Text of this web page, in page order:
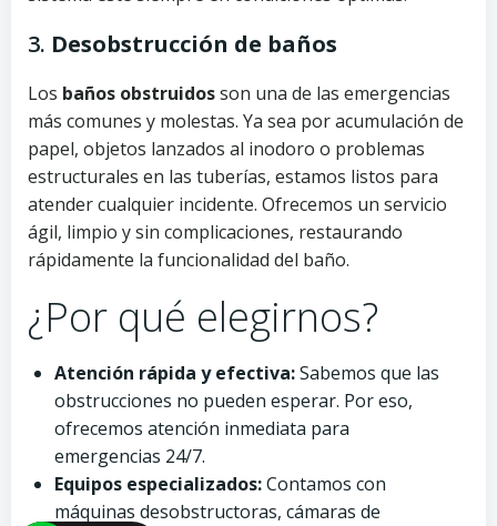
3. Desobstrucción de baños
Los baños obstruidosson una de las emergencias
más comunes y molestas. Ya sea por acumulación de
papel, objetos lanzados al inodoro o problemas
estructurales en las tuberías, estamos listos para
atender cualquier incidente. Ofrecemos un servicio
ágil, limpio y sin complicaciones, restaurando
rápidamente la funcionalidad del baño.
¿Por qué elegirnos?
Atención rápida y efectiva:Sabemos que las
obstrucciones no pueden esperar. Por eso,
ofrecemos atención inmediata para
emergencias 24/7.
Equipos especializados:Contamos con
máquinas desobstructoras, cámaras de